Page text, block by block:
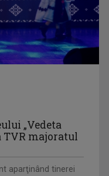
„Vedeta
TVR majoratul
aparţinând tinerei